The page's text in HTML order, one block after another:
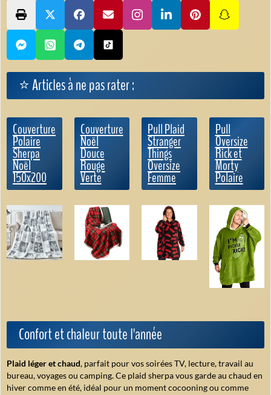
⭐ Articles à ne pas rater :
Couverture
Polaire
Sherpa
Noël
150x200
Couverture
Noël
Douce
Rouge
Verte
Pull Plaid
Stranger
Things
Oversize
Femme
Pull
Oversize
Rick et
Morty
Polaire
Confort et chaleur toute l'année
Plaid léger et chaud, parfait pour vos soirées TV, lecture, travail au
bureau, voyages ou camping. Ce plaid sherpa vous garde au chaud en
hiver comme en été, idéal pour un moment cocooningou comme